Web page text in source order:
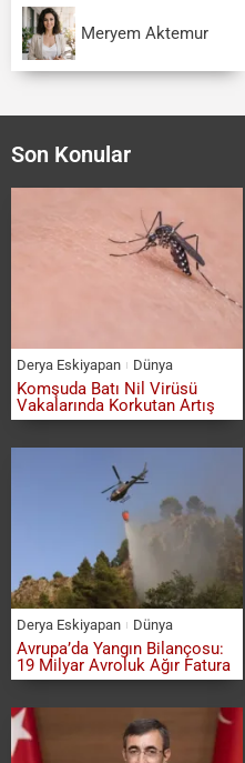
Meryem Aktemur
Son Konular
Derya Eskiyapan Dünya
Komşuda Batı Nil Virüsü
Vakalarında Korkutan Artış
Derya Eskiyapan Dünya
Avrupa’da Yangın Bilançosu:
19 Milyar Avroluk Ağır Fatura